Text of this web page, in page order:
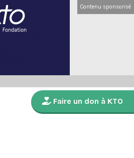
Contenu sponsorisé
Faire un don à KTO